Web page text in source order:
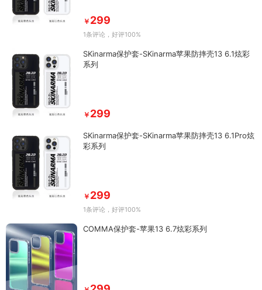
￥ 299
1条评论 ，好评100%
SKinarma保护套-SKinarma苹果防摔壳13 6.1炫彩
系列
￥ 299
SKinarma保护套-SKinarma苹果防摔壳13 6.1Pro炫
彩系列
￥ 299
1条评论 ，好评100%
COMMA保护套-苹果13 6.7炫彩系列